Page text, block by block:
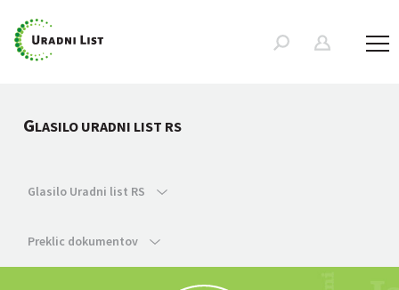
GLASILO URADNI LIST RS
Glasilo Uradni list RS
Preklic dokumentov